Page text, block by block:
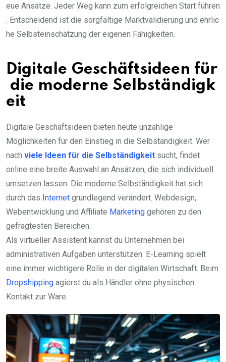
eue Ansätze. Jeder Weg kann zum erfolgreichen Start führen
. Entscheidend ist die sorgfältige Marktvalidierung und ehrlic
he Selbsteinschätzung der eigenen Fähigkeiten.
Digitale Geschäftsideen für
die moderne Selbständigk
eit
Digitale Geschäftsideen bieten heute unzählige
Möglichkeiten für den Einstieg in die Selbständigkeit. Wer
nach viele Ideen für die Selbständigkeit sucht, findet
online eine breite Auswahl an Ansätzen, die sich individuell
umsetzen lassen. Die moderne Selbständigkeit hat sich
durch das Internet grundlegend verändert. Webdesign,
Webentwicklung und Affiliate Marketing gehören zu den
gefragtesten Bereichen.
Als virtueller Assistent kannst du Unternehmen bei
administrativen Aufgaben unterstützen. E-Learning spielt
eine immer wichtigere Rolle in der digitalen Wirtschaft. Beim
Dropshipping agierst du als Händler ohne physischen
Kontakt zur Ware.